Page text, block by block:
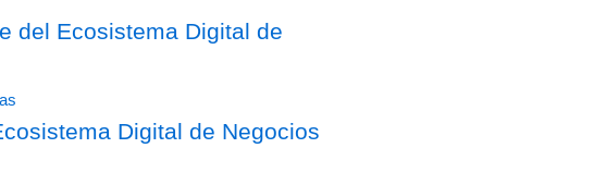
del Ecosistema Digital de
Digital de Negocios